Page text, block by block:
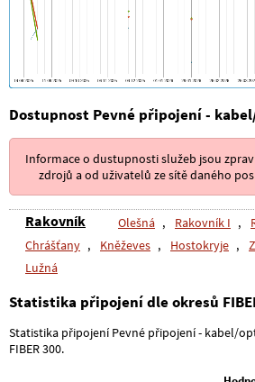
Dostupnost Pevné připojení -
Informace o dustupnosti služeb jsou
zdrojů a od uživatelů ze sítě daného
Rakovník Olešná , Rakovník I ,
Chrášťany , Kněževes , Hostokryje ,
Lužná
Statistika připojení dle okresů
Statistika připojení Pevné připojení - kabel/
FIBER 300.